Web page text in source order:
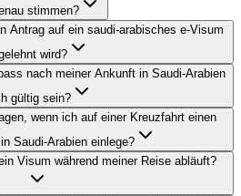
stimmen?
Antrag auf ein saudi-arabisches e-Visum
wird?
nach meiner Ankunft in Saudi-Arabien
gültig sein?
wenn ich auf einer Kreuzfahrt einen
Saudi-Arabien einlege?
Visum während meiner Reise abläuft?